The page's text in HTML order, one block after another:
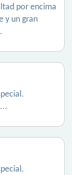
por encima
y un gran